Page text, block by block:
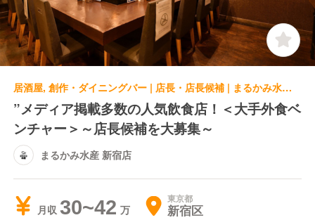
居酒屋, 創作・ダイニングバー | 店長・店長候補 | まるかみ水産 新宿店
”メディア掲載多数の人気飲食店！＜大手外食ベ
ンチャー＞～店長候補を大募集～
まるかみ水産 新宿店
月収 30~42 東京都
新宿区